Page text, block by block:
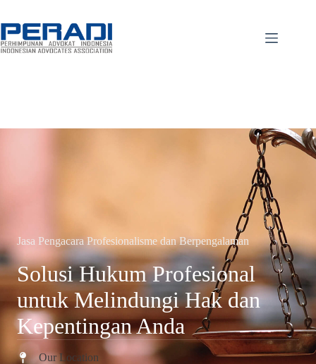
content
Jasa Pengacara Profesionalisme dan Berpengalaman
Solusi Hukum Profesional
untuk Melindungi Hak dan
Kepentingan Anda
Our Location​